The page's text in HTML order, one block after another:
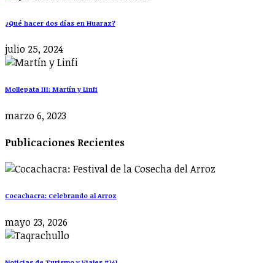
¿Qué hacer dos días en Huaraz?
julio 25, 2024
Mollepata III: Martín y Linfi
marzo 6, 2023
Publicaciones Recientes
Cocachacra: Celebrando al Arroz
mayo 23, 2026